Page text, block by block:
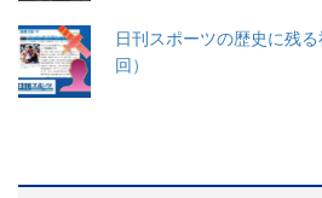
日刊スポーツの歴史に残
回）